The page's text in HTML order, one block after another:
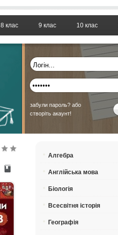
8 клас 9 клас 10 клас
забули пароль? або
створіть акаунт!
Алгебра
Англійська мова
Біологія
Всесвітня історія
Географія